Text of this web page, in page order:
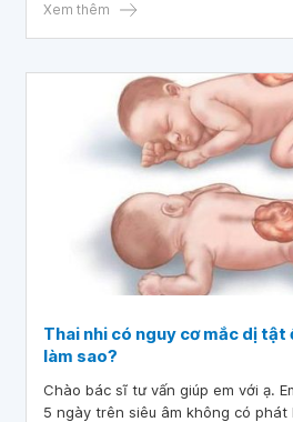
Xem thêm
Thai nhi có nguy cơ mắc dị tật
làm sao?
Chào bác sĩ tư vấn giúp em với ạ.
5 ngày trên siêu âm không có